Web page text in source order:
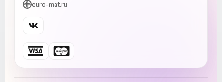
+7 (343) 300-99-67
Ростов-на-Дону
+7 (863) 333-50-75
euro-mat.ru